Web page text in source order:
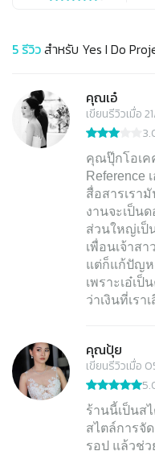
5รีวิวสำหรับ Yes I Do
คุณเอ๋
เขียนรีวิวเมื่อ
คุณปุ๊กโอเค
Reference
สื่อสารเรา
งานจะเป็น
ส่วนใหญ่เป็
เพื่อนเจ้าส
แต่ก็แก้ปัญห
เพราะเอ๋เป็
ว่าเงินที่เร
คุณปุ้ย
เขียนรีวิวเมื่อ
ร้านนี้เป็นส
สไตล์การจั
รอป แล้วช่ว